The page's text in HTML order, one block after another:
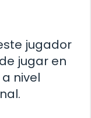
jugador
jugar en
nivel